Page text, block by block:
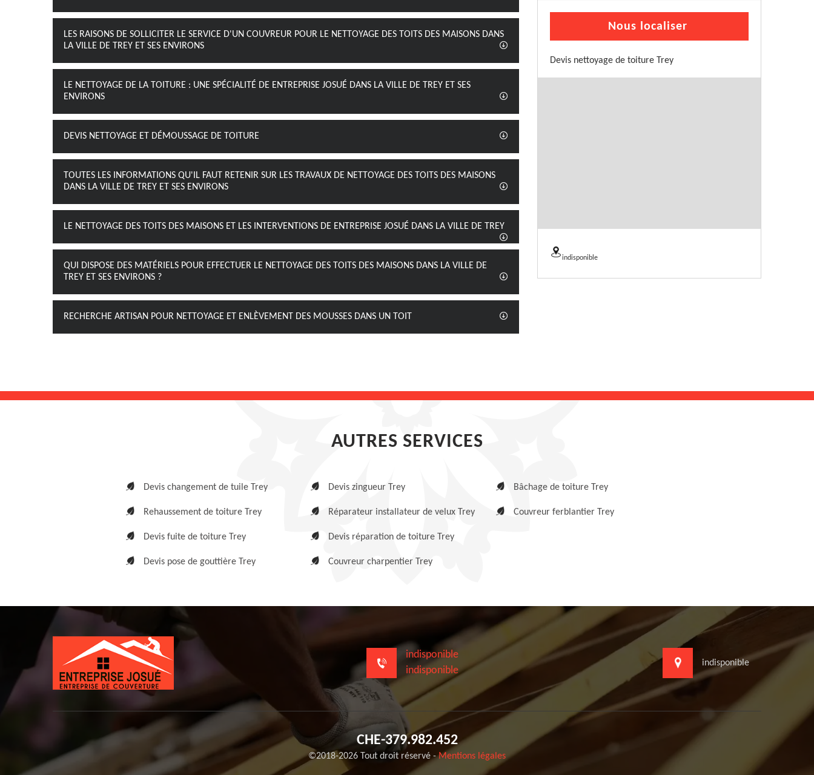
LES RAISONS DE SOLLICITER LE SERVICE D'UN COUVREUR POUR LE NETTOYAGE DES TOITS DES MAISONS DANS
LA VILLE DE TREY ET SES ENVIRONS
LE NETTOYAGE DE LA TOITURE : UNE SPÉCIALITÉ DE ENTREPRISE JOSUÉ DANS LA VILLE DE TREY ET SES
ENVIRONS
DEVIS NETTOYAGE ET DÉMOUSSAGE DE TOITURE
TOUTES LES INFORMATIONS QU'IL FAUT RETENIR SUR LES TRAVAUX DE NETTOYAGE DES TOITS DES MAISONS
DANS LA VILLE DE TREY ET SES ENVIRONS
LE NETTOYAGE DES TOITS DES MAISONS ET LES INTERVENTIONS DE ENTREPRISE JOSUÉ DANS LA VILLE DE TREY
QUI DISPOSE DES MATÉRIELS POUR EFFECTUER LE NETTOYAGE DES TOITS DES MAISONS DANS LA VILLE DE
TREY ET SES ENVIRONS ?
RECHERCHE ARTISAN POUR NETTOYAGE ET ENLÈVEMENT DES MOUSSES DANS UN TOIT
Nous localiser
Devis nettoyage de toiture Trey
indisponible
AUTRES SERVICES
Devis changement de tuile Trey
Rehaussement de toiture Trey
Devis fuite de toiture Trey
Devis pose de gouttière Trey
Devis zingueur Trey
Réparateur installateur de velux Trey
Devis réparation de toiture Trey
Couvreur charpentier Trey
Bâchage de toiture Trey
Couvreur ferblantier Trey
indisponible
indisponible
indisponible
CHE-379.982.452
©2018-2026 Tout droit réservé -Mentions légales